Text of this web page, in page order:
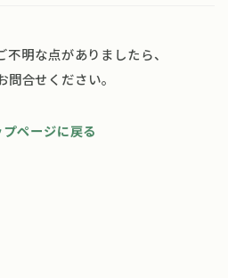
明な点がありましたら、
問合せください。
ページに戻る